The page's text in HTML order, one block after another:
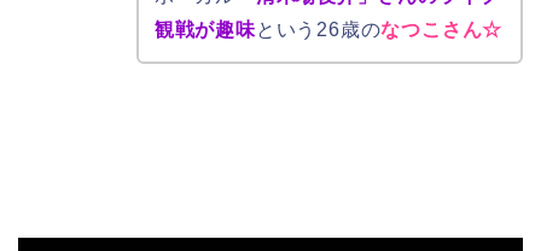
観戦が趣味という26歳のなつこさん☆